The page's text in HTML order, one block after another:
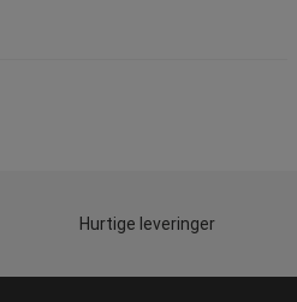
Hurtige leveringer